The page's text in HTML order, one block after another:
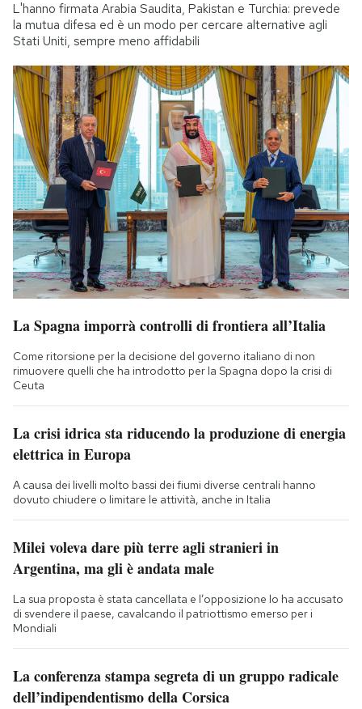
L'hanno firmata Arabia Saudita, Pakistan e Turchia: prevede
la mutua difesa ed è un modo per cercare alternative agli
Stati Uniti, sempre meno affidabili
La Spagna imporrà controlli di frontiera all’Italia
Come ritorsione per la decisione del governo italiano di non
rimuovere quelli che ha introdotto per la Spagna dopo la crisi di
Ceuta
La crisi idrica sta riducendo la produzione di energia
elettrica in Europa
A causa dei livelli molto bassi dei fiumi diverse centrali hanno
dovuto chiudere o limitare le attività, anche in Italia
Milei voleva dare più terre agli stranieri in
Argentina, ma gli è andata male
La sua proposta è stata cancellata e l’opposizione lo ha accusato
di svendere il paese, cavalcando il patriottismo emerso per i
Mondiali
La conferenza stampa segreta di un gruppo radicale
dell’indipendentismo della Corsica